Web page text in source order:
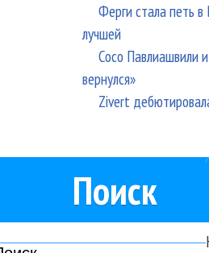
Ферги стала петь в
лучшей
Сосо Павлиашвили
вернулся»
Zivert
Поиск